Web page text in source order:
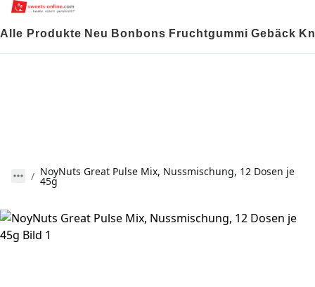
Alle Produkte Neu Bonbons Fruchtgummi Gebäck
NoyNuts Great Pulse Mix, Nussmischung, 12 Dosen je
45g